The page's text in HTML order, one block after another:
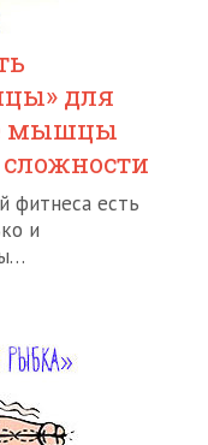
для
мышцы
фитнеса есть
и